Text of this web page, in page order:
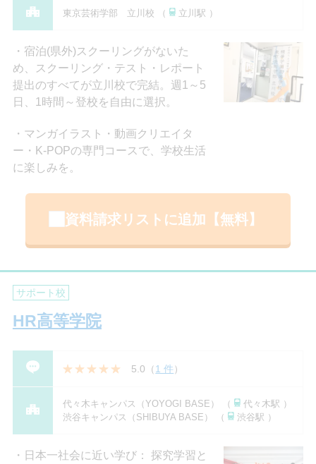
東京芸術学部 立川校 （ 立川駅 ）
宿泊(県外)スクーリングがないた
め、スクーリング・テスト・レポート
提出のすべてが立川校で完結。週1～5
日、1時間～登校を自由に選択。
マンガイラスト・動画クリエイタ
ー・K-POPの専門コースで、学校生活
に楽しみを。
資料請求リストに追加【無料】
サポート校
HR高等学院
5.0 （1 件）
代々木キャンパス（YOYOGI BASE） （
代々木駅 ）
渋谷キャンパス（SHIBUYA BASE） （
渋谷駅 ）
日本一社会に近い学び： 探究学習と